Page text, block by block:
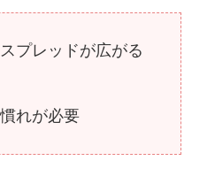
プレッドが広がる
れが必要